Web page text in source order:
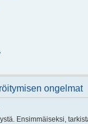
ongelmat
Ensimmäiseksi,